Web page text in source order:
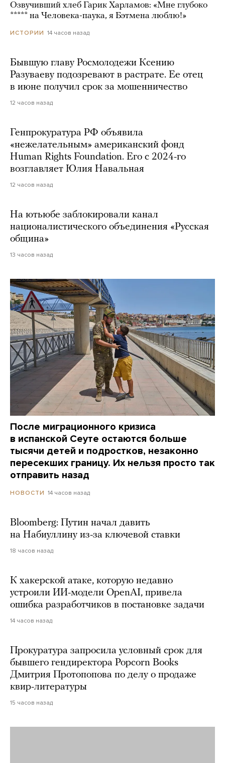
Озвучивший хлеб Гарик Харламов: «Мне глубоко
***** на Человека-паука, я Бэтмена люблю!»
ИСТОРИИ 14 часов назад
Бывшую главу Росмолодежи Ксению
Разуваеву подозревают в растрате. Ее отец
в июне получил срок за мошенничество
12 часов назад
Генпрокуратура РФ объявила
«нежелательным» американский фонд
Human Rights Foundation. Его с 2024-го
возглавляет Юлия Навальная
12 часов назад
На ютьюбе заблокировали канал
националистического объединения «Русская
община»
13 часов назад
После миграционного кризиса
в испанской Сеуте остаются больше
тысячи детей и подростков, незаконно
пересекших границу. Их нельзя просто так
отправить назад
НОВОСТИ 14 часов назад
Bloomberg: Путин начал давить
на Набиуллину из-за ключевой ставки
18 часов назад
К хакерской атаке, которую недавно
устроили ИИ-модели OpenAI, привела
ошибка разработчиков в постановке задачи
14 часов назад
Прокуратура запросила условный срок для
бывшего гендиректора Popcorn Books
Дмитрия Протопопова по делу о продаже
квир-литературы
15 часов назад